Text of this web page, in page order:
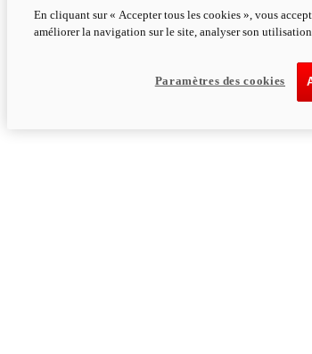
En cliquant sur « Accepter tous les cookies », vous
améliorer la navigation sur le site, analyser son
Paramètres des cookies